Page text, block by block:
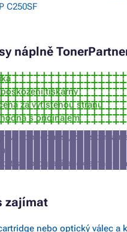
C250SF
náplně
tiskárny
za vytištěnou stranu
s originálem
že tiskárna
tisk fotografií a reklamních
zajímat
nebo optický válec a